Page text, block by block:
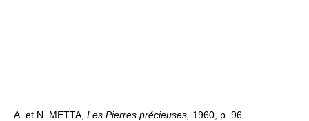
A. et N. METTA, Les Pierres précieuses, 1960, p. 96.